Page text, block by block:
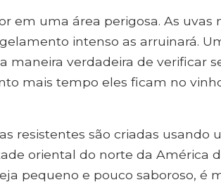
em uma área perigosa. As uvas
intenso as arruinará.
maneira verdadeira de verificar
mais tempo eles ficam no
resistentes são criadas usando
oriental do norte da América
pequeno e pouco saboroso, é